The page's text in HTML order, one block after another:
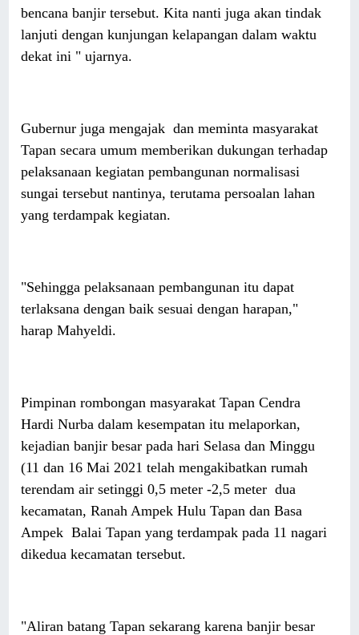
bencana banjir tersebut. Kita nanti juga akan tindak
lanjuti dengan kunjungan kelapangan dalam waktu
dekat ini " ujarnya.
Gubernur juga mengajak dan meminta masyarakat
Tapan secara umum memberikan dukungan terhadap
pelaksanaan kegiatan pembangunan normalisasi
sungai tersebut nantinya, terutama persoalan lahan
yang terdampak kegiatan.
"Sehingga pelaksanaan pembangunan itu dapat
terlaksana dengan baik sesuai dengan harapan,"
harap Mahyeldi.
Pimpinan rombongan masyarakat Tapan Cendra
Hardi Nurba dalam kesempatan itu melaporkan,
kejadian banjir besar pada hari Selasa dan Minggu
(11 dan 16 Mai 2021 telah mengakibatkan rumah
terendam air setinggi 0,5 meter -2,5 meter dua
kecamatan, Ranah Ampek Hulu Tapan dan Basa
Ampek Balai Tapan yang terdampak pada 11 nagari
dikedua kecamatan tersebut.
"Aliran batang Tapan sekarang karena banjir besar